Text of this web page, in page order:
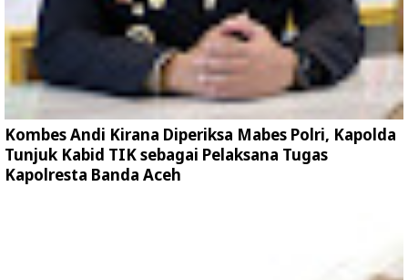
Kombes Andi Kirana Diperiksa Mabes Polri, Kapolda
Tunjuk Kabid TIK sebagai Pelaksana Tugas
Kapolresta Banda Aceh